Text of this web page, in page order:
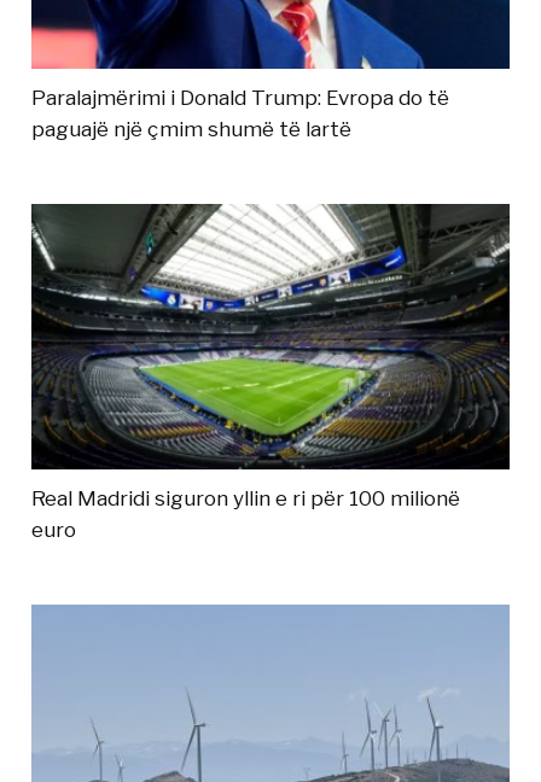
Paralajmërimi i Donald Trump: Evropa do të
paguajë një çmim shumë të lartë
Real Madridi siguron yllin e ri për 100 milionë
euro